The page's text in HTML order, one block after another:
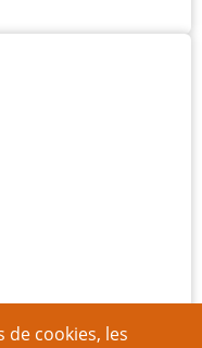
cookies, les